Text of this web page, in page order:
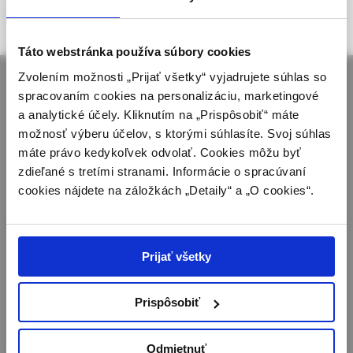
Táto webstránka používa súbory cookies
Zvolením možnosti „Prijať všetky“ vyjadrujete súhlas so
spracovaním cookies na personalizáciu, marketingové
a analytické účely. Kliknutím na „Prispôsobiť“ máte
možnosť výberu účelov, s ktorými súhlasíte. Svoj súhlas
máte právo kedykoľvek odvolať. Cookies môžu byť
zdieľané s tretími stranami. Informácie o spracúvaní
cookies nájdete na záložkách „Detaily“ a „O cookies“.
Prijať všetky
Prispôsobiť
Odmietnuť
https://www.solen.sk/casopisy/dermatologia-pre-prax
O spoločnosti Solen
Kontakty
Mapa stránok
Časopisy
Podujatia
Všeobecné obchodné podmienky
Podmienky odstúpenia od zmluvy a vrátenie tovaru
Ochrana osobných údajov
zmysle § 8 zákona č. 147/2001 Z. z. o reklame.
Zdravotníckym odborníkom sa rozumie osoba
oprávnená humánne lieky predpisovať alebo
vydávať (lekár, lekárnik, farmaceutický laborant)
podľa platných právnych predpisov Slovenskej
republiky.
Potvrdením tohto upozornenia vyhlasujem, že
som zdravotníckym odborníkom v zmysle vyššie
laickej verejnosti. Toto potvrdenie bude platné
Potvrdzujem, že som
zdravotnícky odborník